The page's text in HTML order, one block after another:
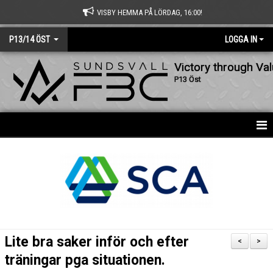
VISBY HEMMA PÅ LÖRDAG, 16:00!
P13/14 ÖST LOGGA IN
Victory through
P13 Öst
TRUPPEN
>
<
Lite bra saker inför och efter
träningar pga situationen.